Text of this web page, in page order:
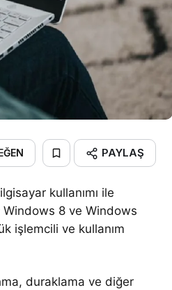
PAYLAŞ
kullanımı ile
Windows 8 ve Windows
işlemcili ve kullanım
duraklama ve diğer